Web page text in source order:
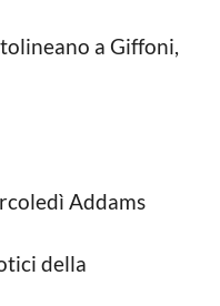
a Giffoni,
Addams
della